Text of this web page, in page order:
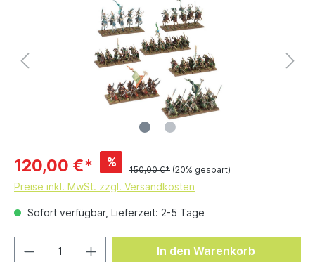
120,00 €* %
150,00 €* (20% gespart)
Preise inkl. MwSt. zzgl. Versandkosten
Sofort verfügbar, Lieferzeit: 2-5 Tage
In den Warenkorb